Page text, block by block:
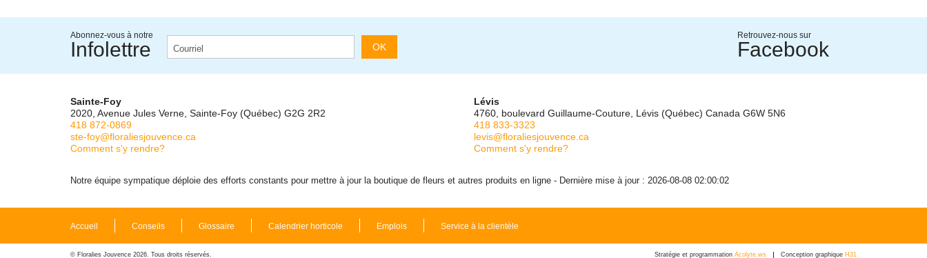
Abonnez-vous à notre
Infolettre OK
Retrouvez-nous sur
Facebook
Sainte-Foy
2020, Avenue Jules Verne, Sainte-Foy (Québec) G2G 2R2
418 872-0869
ste-foy@floraliesjouvence.ca
Comment s'y rendre?
Lévis
4760, boulevard Guillaume-Couture, Lévis (Québec) Canada G6W 5N6
418 833-3323
levis@floraliesjouvence.ca
Comment s'y rendre?
Notre équipe sympatique déploie des efforts constants pour mettre à jour la boutique de fleurs et autres produits en ligne - Dernière mise à jour : 2026-08-08 02:00:02
Accueil Conseils Glossaire Calendrier horticole Emplois Service à la clientèle
© Floralies Jouvence 2026. Tous droits réservés. Stratégie et programmation Acolyte.ws Conception graphique H31